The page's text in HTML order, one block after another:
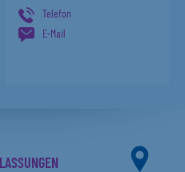
Telefon
E-Mail